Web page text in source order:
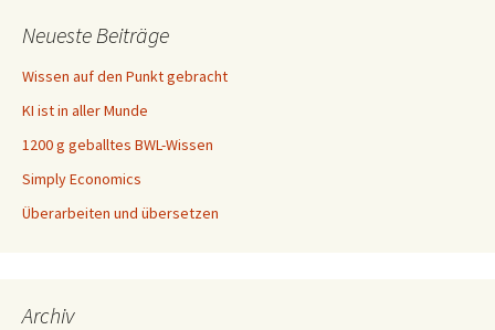
Neueste Beiträge
Wissen auf den Punkt gebracht
KI ist in aller Munde
1200 g geballtes BWL-Wissen
Simply Economics
Überarbeiten und übersetzen
Archiv